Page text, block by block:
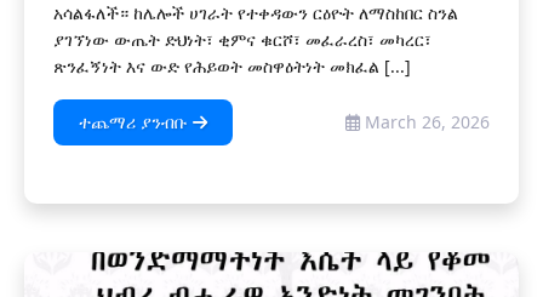
አሳልፋለች። ከሌሎች ሀገራት የተቀዳውን ርዕዮት ለማስከበር ስንል
ያገኘነው ውጤት ድህነት፣ ቂምና ቁርሾ፣ መፈራረስ፣ መካረር፣
ጽንፈኝነት እና ውድ የሕይወት መስዋዕትነት መክፈል [...]
ተጨማሪ ያንብቡ March 26, 2026